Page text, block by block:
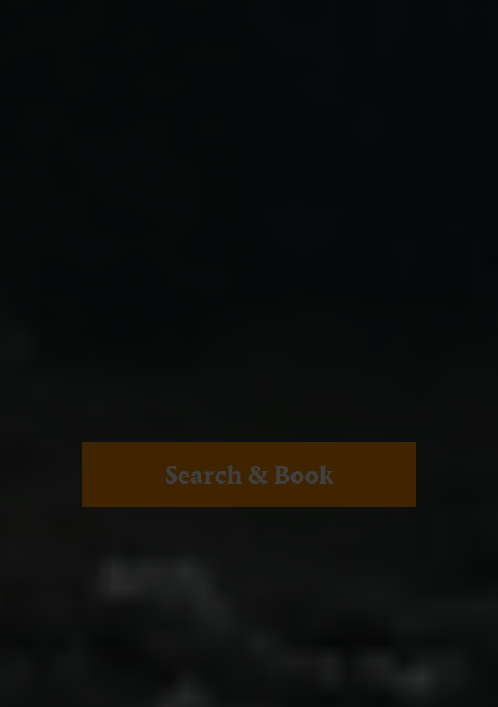
Search & Book